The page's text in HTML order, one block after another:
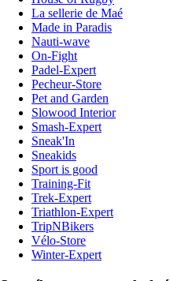
La sellerie de Maé
Made in Paradis
Nauti-wave
On-Fight
Padel-Expert
Pecheur-Store
Pet and Garden
Slowood Interior
Smash-Expert
Sneak'In
Sneakids
Sport is good
Training-Fit
Trek-Expert
Triathlon-Expert
TripNBikers
Vélo-Store
Winter-Expert